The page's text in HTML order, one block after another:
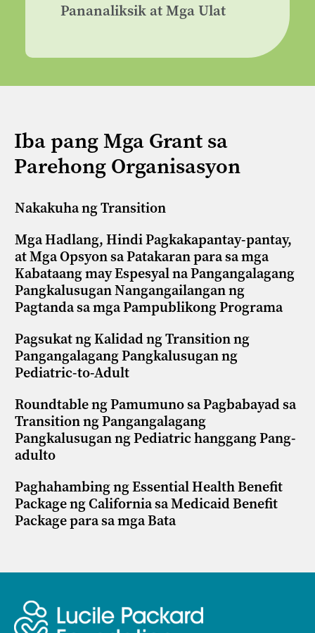
Pananaliksik at Mga Ulat
Iba pang Mga Grant sa
Parehong Organisasyon
Nakakuha ng Transition
Mga Hadlang, Hindi Pagkakapantay-pantay,
at Mga Opsyon sa Patakaran para sa mga
Kabataang may Espesyal na Pangangalagang
Pangkalusugan Nangangailangan ng
Pagtanda sa mga Pampublikong Programa
Pagsukat ng Kalidad ng Transition ng
Pangangalagang Pangkalusugan ng
Pediatric-to-Adult
Roundtable ng Pamumuno sa Pagbabayad sa
Transition ng Pangangalagang
Pangkalusugan ng Pediatric hanggang Pang-
adulto
Paghahambing ng Essential Health Benefit
Package ng California sa Medicaid Benefit
Package para sa mga Bata